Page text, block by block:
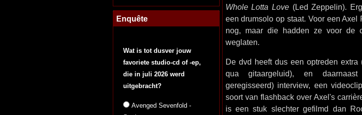
Enquête
Wat is tot dusver jouw
favoriete studio-cd of -ep,
die in juli 2026 werd
uitgebracht?
Avenged Sevenfold -
Whole Lotta Love(Led Zeppelin).
een drumsolo op staat. Voor een
nog, maar die hadden ze voor de
weglaten.
De dvd heeft dus een optreden extra
qua gitaargeluid), en
geregisseerd) interview, een
soort van flashback over Axel's
is een stuk slechter gefilmd dan